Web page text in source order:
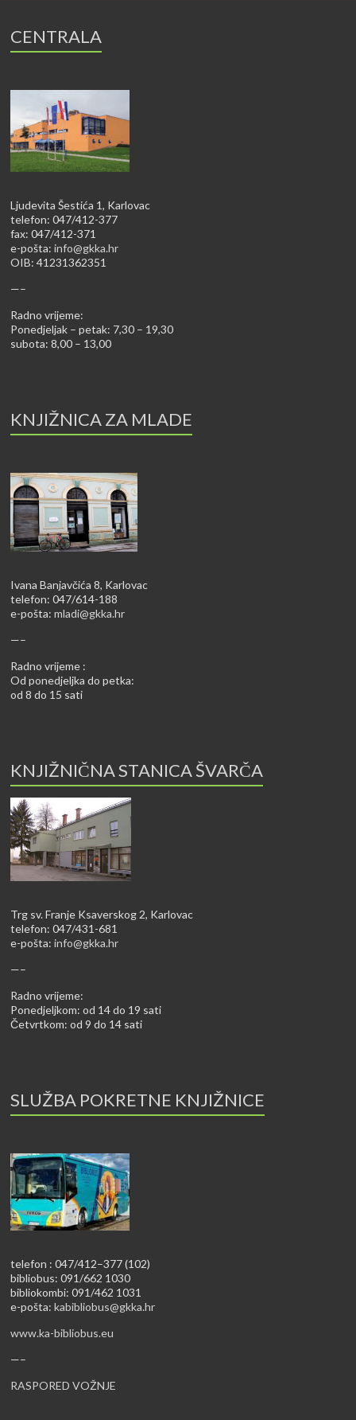
CENTRALA
Ljudevita Šestića 1, Karlovac
telefon: 047/412-377
fax: 047/412-371
e-pošta:info@gkka.hr
OIB: 41231362351
—–
Radno vrijeme:
Ponedjeljak – petak: 7,30 – 19,30
subota: 8,00 – 13,00
KNJIŽNICA ZA MLADE
Ivana Banjavčića 8, Karlovac
telefon: 047/614-188
e-pošta:mladi@gkka.hr
—–
Radno vrijeme :
Od ponedjeljka do petka:
od 8 do 15 sati
KNJIŽNIČNA STANICA ŠVARČA
Trg sv. Franje Ksaverskog 2, Karlovac
telefon: 047/431-681
e-pošta:info@gkka.hr
—–
Radno vrijeme:
Ponedjeljkom: od 14 do 19 sati
Četvrtkom: od 9 do 14 sati
SLUŽBA POKRETNE KNJIŽNICE
telefon : 047/412–377 (102)
bibliobus: 091/662 1030
bibliokombi: 091/462 1031
e-pošta:kabibliobus@gkka.hr
www.ka-bibliobus.eu
—–
RASPORED VOŽNJE